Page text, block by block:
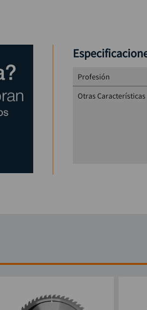
Profesión
Otras Características